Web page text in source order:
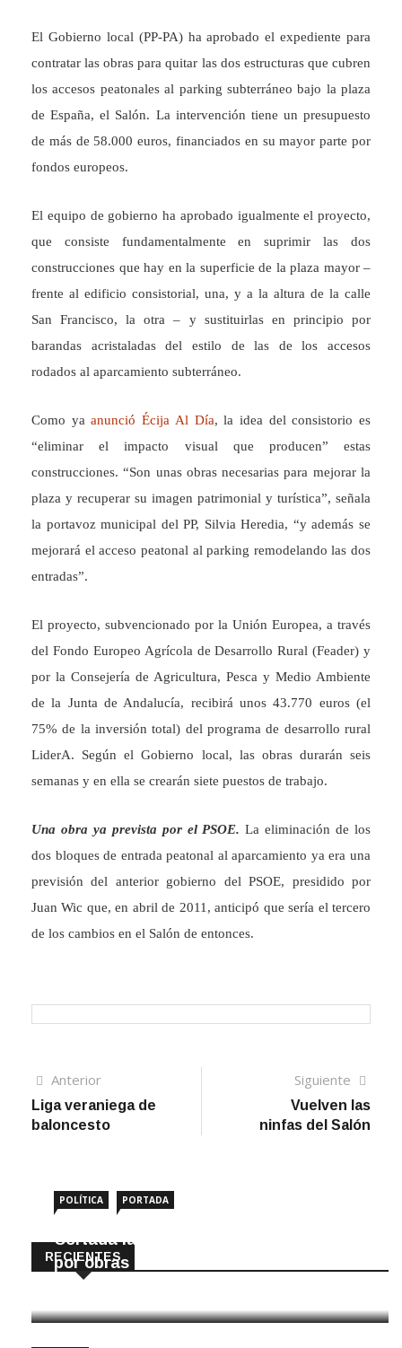
El Gobierno local (PP-PA) ha aprobado el expediente para
contratar las obras para quitar las dos estructuras que cubren
los accesos peatonales al parking subterráneo bajo la plaza
de España, el Salón. La intervención tiene un presupuesto
de más de 58.000 euros, financiados en su mayor parte por
fondos europeos.
El equipo de gobierno ha aprobado igualmente el proyecto,
que consiste fundamentalmente en suprimir las dos
construcciones que hay en la superficie de la plaza mayor –
frente al edificio consistorial, una, y a la altura de la calle
San Francisco, la otra – y sustituirlas en principio por
barandas acristaladas del estilo de las de los accesos
rodados al aparcamiento subterráneo.
Como yaanunció Écija Al Día, la idea del consistorio es
“eliminar el impacto visual que producen” estas
construcciones. “Son unas obras necesarias para mejorar la
plaza y recuperar su imagen patrimonial y turística”, señala
la portavoz municipal del PP, Silvia Heredia, “y además se
mejorará el acceso peatonal al parking remodelando las dos
entradas”.
El proyecto, subvencionado por la Unión Europea, a través
del Fondo Europeo Agrícola de Desarrollo Rural (Feader) y
por la Consejería de Agricultura, Pesca y Medio Ambiente
de la Junta de Andalucía, recibirá unos 43.770 euros (el
75% de la inversión total) del programa de desarrollo rural
LiderA. Según el Gobierno local, las obras durarán seis
semanas y en ella se crearán siete puestos de trabajo.
Una obra ya prevista por el PSOE. La eliminación de los
dos bloques de entrada peatonal al aparcamiento ya era una
previsión del anterior gobierno del PSOE, presidido por
Juan Wic que, en abril de 2011, anticipó que sería el tercero
de los cambios en el Salón de entonces.
Navegación
de
AnteriorArtículo
anterior
Liga veraniega de
baloncesto
Siguiente
Vuelven las
ninfas del Salón
RECIENTES
POLÍTICA PORTADA
Cortada la SE-9105 hacia La Montiela
por obras hasta final de año